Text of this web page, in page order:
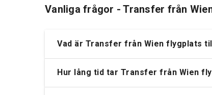
Vanliga frågor - Transfer från
Vad är Transfer från Wien flygplats
Hur lång tid tar Transfer från Wien